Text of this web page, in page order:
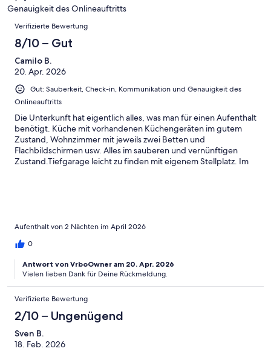
-
Okay
4Bewertung
Genauigkeit des Onlineauftritts
Bewertungen
Verifizierte Bewertung
8/10 – Gut
Camilo B.
20. Apr. 2026
Gut: Sauberkeit, Check-in, Kommunikation und Genauigkeit des
Onlineauftritts
Die Unterkunft hat eigentlich alles, was man für einen Aufenthalt
benötigt. Küche mit vorhandenen Küchengeräten im gutem
Zustand, Wohnzimmer mit jeweils zwei Betten und
Flachbildschirmen usw. Alles im sauberen und vernünftigen
Zustand.Tiefgarage leicht zu finden mit eigenem Stellplatz. Im
Aufenthalt von 2 Nächten im April 2026
0
Antwort von VrboOwner am 20. Apr. 2026
Vielen lieben Dank für Deine Rückmeldung.
Verifizierte Bewertung
2/10 – Ungenügend
Sven B.
18. Feb. 2026